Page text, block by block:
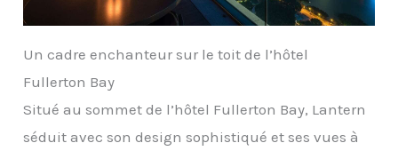
Un cadre enchanteur sur le toit de l’hôtel
Fullerton Bay
Situé au sommet de l’hôtel Fullerton Bay, Lantern
séduit avec son design sophistiqué et ses vues à